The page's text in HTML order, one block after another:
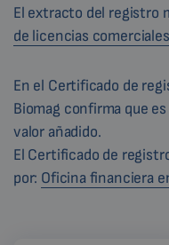
El extracto del registro
de licencias
En el Certificado de
Biomag confirma que
valor añadido.
El Certificado de
por: Oficina financiera